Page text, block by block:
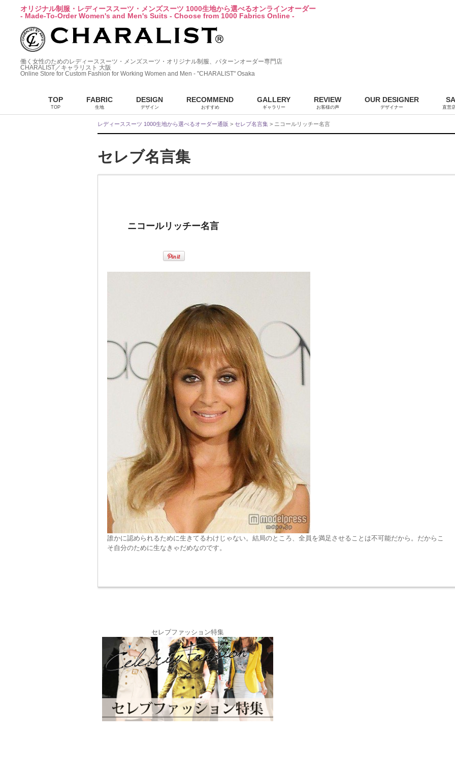
オリジナル制服・レディーススーツ・メンズスーツ 1000生地から選べるオンラインオーダー
- Made-To-Order Women's and Men's Suits - Choose from 1000 Fabrics Online -
働く女性のためのレディーススーツ・メンズスーツ・オリジナル制服、パターンオーダー専門店
CHARALIST／キャラリスト 大阪
Online Store for Custom Fashion for Working Women and Men - "CHARALIST" Osaka
TOP
TOP
FABRIC
生地
DESIGN
デザイン
RECOMMEND
おすすめ
GALLERY
ギャラリー
REVIEW
お客様の声
OUR DESIGNER
デザイナー 直営
レディーススーツ 1000生地から選べるオーダー通販 > セレブ名言集 > ニコールリッチー名言
セレブ名言集
ニコールリッチー名言
誰かに認められるために生きてるわけじゃない。結局のところ、全員を満足させることは不可能だから。だからこ
そ自分のために生なきゃだめなのです。
セレブファッション特集